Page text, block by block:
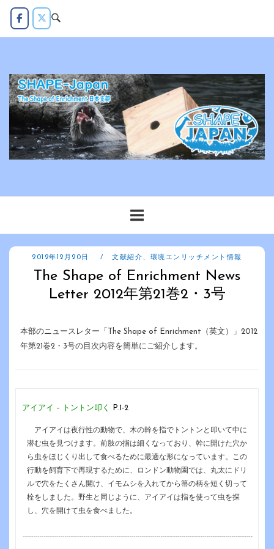
2012年12月20日 文献紹介、 環境エンリッチメント情報
The Shape of Enrichment News
Letter 2012年第21巻2・3号
本部のニュースレター「The Shape of Enrichment（英文）」2012
年第21巻2・3号の目次内容を簡単にご紹介します。
アイアイ – トントン叩く P.1-2
アイアイは夜行性の動物で、木の幹を指でトントンと叩いて中に
潜む虫を見つけます。前肢の指は細くなっており、幹に開けた穴か
ら虫をほじくり出して食べるために最適な形になっています。この
行動を飼育下で再現するために、ロンドン動物園では、丸太にドリ
ルで穴をたくさん開け、イモムシを入れてから箒の柄を短く切って
栓をしました。野生と同じように、アイアイは指を使って虫を探
し、穴を開けて虫を食べました。